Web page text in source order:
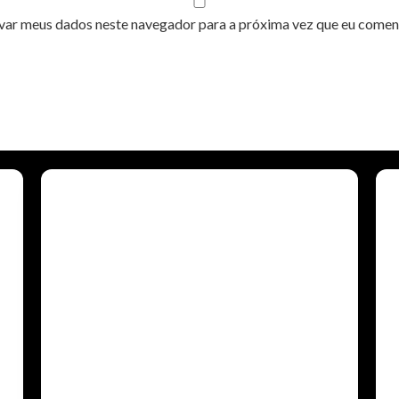
meus dados neste navegador para a próxima vez que eu